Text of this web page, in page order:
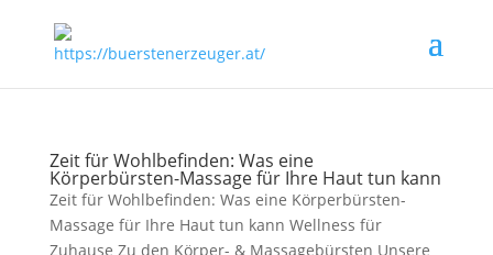
Zeit für Wohlbefinden: Was eine
Körperbürsten-Massage für Ihre Haut tun kann
Zeit für Wohlbefinden: Was eine Körperbürsten-
Massage für Ihre Haut tun kann Wellness für
Zuhause Zu den Körper- & Massagebürsten Unsere